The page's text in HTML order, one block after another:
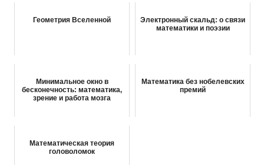
Геометрия Вселенной
Электронный скальд: о связи
математики и поэзии
Минимальное окно в
бесконечность: математика,
зрение и работа мозга
Математика без нобелевских
премий
Математическая теория
головоломок